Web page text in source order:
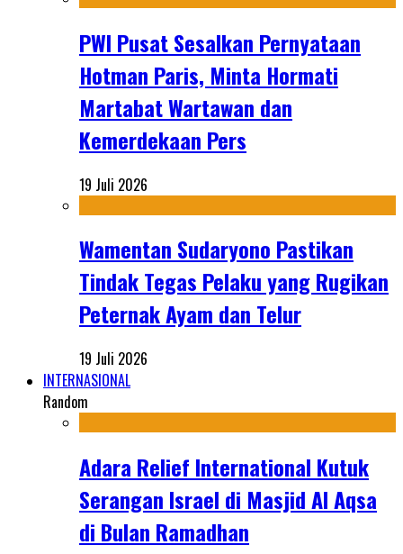
PWI Pusat Sesalkan Pernyataan
Hotman Paris, Minta Hormati
Martabat Wartawan dan
Kemerdekaan Pers
19 Juli 2026
Wamentan Sudaryono Pastikan
Tindak Tegas Pelaku yang Rugikan
Peternak Ayam dan Telur
19 Juli 2026
INTERNASIONAL
Random
Adara Relief International Kutuk
Serangan Israel di Masjid Al Aqsa
di Bulan Ramadhan